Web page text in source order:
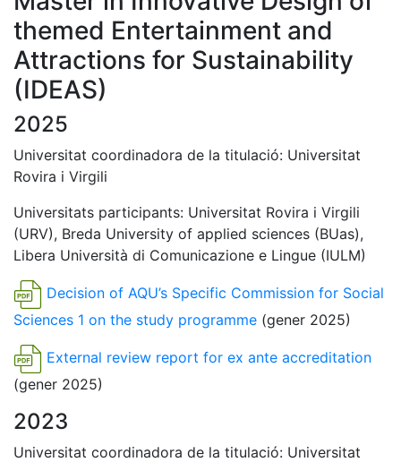
themed Entertainment and
Attractions for Sustainability
(IDEAS)
2025
Universitat coordinadora de la titulació: Universitat
Rovira i Virgili
Universitats participants: Universitat Rovira i Virgili
(URV), Breda University of applied sciences (BUas),
Libera Università di Comunicazione e Lingue (IULM)
Decision of AQU’s Specific Commission for Social
Sciences 1 on the study programme (gener 2025)
External review report for ex ante accreditation
(gener 2025)
2023
Universitat coordinadora de la titulació: Universitat